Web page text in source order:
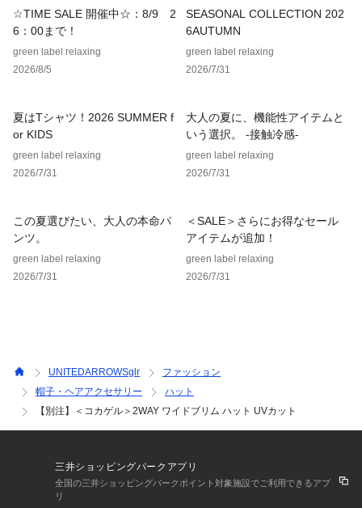
肌の深部まで到達する近赤外線のケアもしていただけます。
・サイズ調整機能：あり
※汗止めテープ裏に施されている調整紐を引っ張り、マジック
ております。
※かぶったときの蒸れを軽減できるよう、サイド部分にスリッ
【BLACKとその他1・2の違いに関しまして】
-------------------------------------------------------
・本製品は折りたたみ仕様ではありませんが、短時間であれば
軽くたたむこと（1～2折り）は可能です。
本体：ナイロン100%
裏地：ポリエステル100%
============================
機能性：UPF50
UVカット
☆TIME SALE 開催中☆：8/9 2
6：00まで！
green label relaxing
2026/8/5
SEASONAL COLLECTION 202
6AUTUMN
green label relaxing
2026/7/31
夏はTシャツ！2026 SUMMER f
or KIDS
green label relaxing
2026/7/31
大人の夏に、機能性アイテムと
いう選択。 -接触冷感-
green label relaxing
2026/7/31
この夏選びたい、大人の本命パ
ンツ。
green label relaxing
2026/7/31
＜SALE＞さらにお得なセール
アイテムが追加！
green label relaxing
2026/7/31
UNITEDARROWSglr
ファッション
帽子・ヘアアクセサリー
ハット
【別注】＜コカゲル＞2WAY ワイドブリム ハット UVカット
三井ショッピングパークアプリ
全国の三井ショッピングパークポイント対象施設でご利用できるアプ
リ